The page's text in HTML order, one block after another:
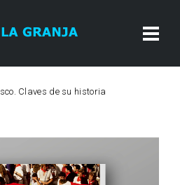
Claves de su historia